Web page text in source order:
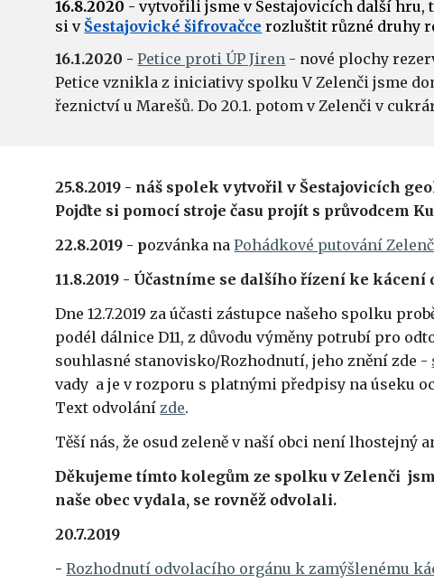
16.8.2020 - vytvořili jsme v Šestajovicích další hru,
si v Šestajovické šifrovačce rozluštit různé druhy
16.1.2020 -Petice proti ÚP Jiren - nové plochy
Petice vznikla z iniciativy spolku V Zelenči jsme
řeznictví u Marešů. Do 20.1. potom v Zelenči v
25.8.2019 - náš spolek vytvořil v Šestajovicích
Pojďte si pomocí stroje času projít s průvodcem
22.8.2019 - pozvánka naPohádkové putování
11.8.2019 - Účastníme se dalšího řízení ke kácení
Dne 12.7.2019 za účasti zástupce našeho spolku
podél dálnice D11, z důvodu výměny potrubí pro
souhlasné stanovisko/Rozhodnutí, jeho znění zde -
vady a je v rozporu s platnými předpisy na úseku
Text odvolánízde.
Těší nás, že osud zeleně v naší obci není lhostejný
Děkujeme tímto kolegům ze spolku v Zelenči
naše obec vydala, se rovněž odvolali.
20.7.2019
-Rozhodnutí odvolacího orgánu k zamýšlenému